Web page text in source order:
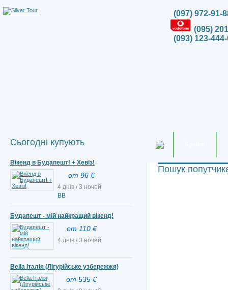
(097) 972-91-
(095)
(093) 123-
Пошук
Сьогодні купують
Вікенд в Будапешт! + Хевіз!
от 96 €
4 днів / 3 ночей
ВВ
Будапешт - мій найкращий вікенд!
от 110 €
4 днів / 3 ночей
Bella Італія (Лігурійське узбережжя)
от 535 €